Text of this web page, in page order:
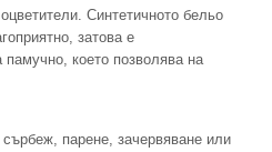
Синтетичното бельо
затова е
което позволява на
парене, зачервяване или